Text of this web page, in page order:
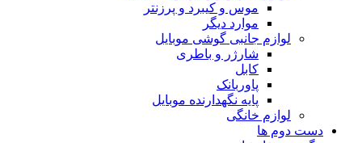
موس و کیبرد و پرزنتر
موارد دیگر
لوازم جانبی گوشی موبایل
شارژر و باطری
کابل
پاوربانک
پایه نگهدارنده موبایل
لوازم خانگی
دست دوم ها